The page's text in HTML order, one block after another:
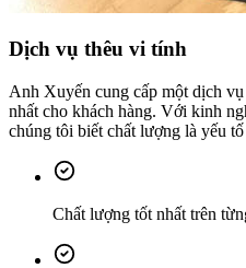
Dịch vụ thêu vi tính
Anh Xuyến cung cấp một dịch
nhất cho khách hàng. Với kinh
chúng tôi biết chất lượng là yếu
Chất lượng tốt nhất trên